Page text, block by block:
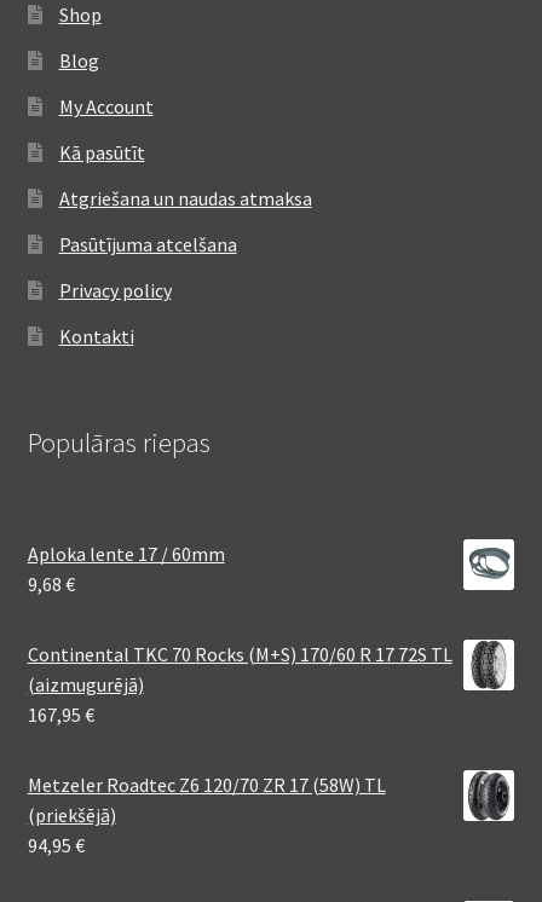
Shop
Blog
My Account
Kā pasūtīt
Atgriešana un naudas atmaksa
Pasūtījuma atcelšana
Privacy policy
Kontakti
Populāras riepas
Aploka lente 17 / 60mm
9,68 €
Continental TKC 70 Rocks (M+S) 170/60 R 17 72S TL
(aizmugurējā)
167,95 €
Metzeler Roadtec Z6 120/70 ZR 17 (58W) TL
(priekšējā)
94,95 €